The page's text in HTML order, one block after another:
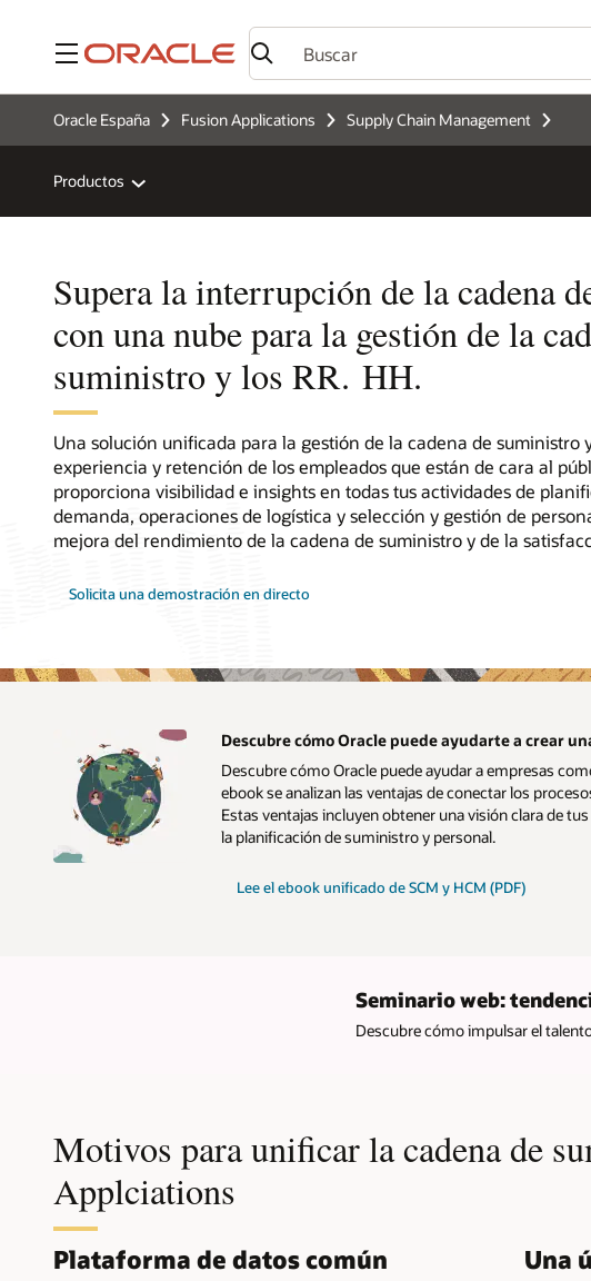
Menú
Oracle España Fusion Applications Supply Chain Management
Productos
Supera la interrupción de la cadena
con una nube para la gestión de la
suministro y los RR. HH.
Una solución unificada para la gestión de la cadena de suministro
experiencia y retención de los empleados que están de cara al
proporciona visibilidad e insights en todas tus actividades de
demanda, operaciones de logística y selección y gestión de
mejora del rendimiento de la cadena de suministro y de la
Solicita una demostración en directo
Descubre cómo Oracle puede ayudarte a crear
Descubre cómo Oracle puede ayudar a empresas
ebook se analizan las ventajas de conectar los
Estas ventajas incluyen obtener una visión clara de
la planificación de suministro y personal.
Lee el ebook unificado de SCM y HCM (PDF)
Seminario web:
Descubre cómo impulsar el
Motivos para unificar la cadena de
Applciations
Plataforma de datos común Una